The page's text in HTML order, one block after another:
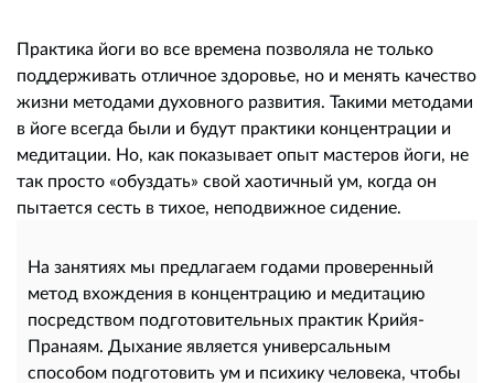
Практика йоги во все времена позволяла не только
поддерживать отличное здоровье, но и менять качество
жизни методами духовного развития. Такими методами
в йоге всегда были и будут практики концентрации и
медитации. Но, как показывает опыт мастеров йоги, не
так просто «обуздать» свой хаотичный ум, когда он
пытается сесть в тихое, неподвижное сидение.
На занятиях мы предлагаем годами проверенный
метод вхождения в концентрацию и медитацию
посредством подготовительных практик Крийя-
Пранаям. Дыхание является универсальным
способом подготовить ум и психику человека, чтобы